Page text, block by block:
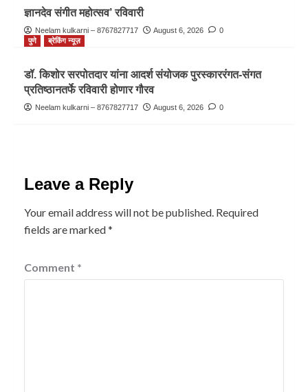
ज्ञानदेव संगीत महोत्सव’ रविवारी
Neelam kulkarni – 8767827717 August 6, 2026
0
पुणे
ब्रेकिंग न्यूज़
डॉ. किशोर सरपोतदार यांना आदर्श संयोजक पुरस्काररंगत-संगत
प्रतिष्ठानतर्फे रविवारी होणार गौरव
Neelam kulkarni – 8767827717 August 6, 2026 0
Leave a Reply
Your email address will not be published. Required
fields are marked*
Comment *